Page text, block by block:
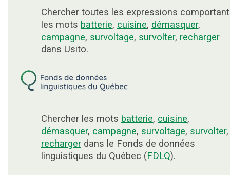
Chercher toutes les expressions comportant
les mots batterie, cuisine, démasquer,
campagne, survoltage, survolter, recharger
dans Usito.
Chercher les mots batterie, cuisine,
démasquer, campagne, survoltage, survolter,
recharger dans le Fonds de données
linguistiques du Québec (FDLQ).